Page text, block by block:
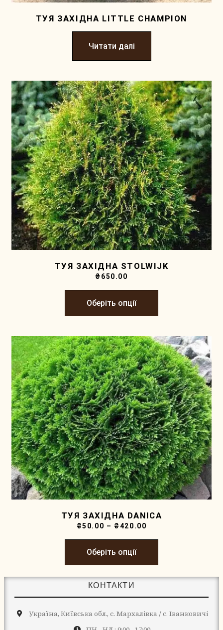
ТУЯ ЗАХІДНА LITTLE CHAMPION
Читати далі
ТУЯ ЗАХІДНА STOLWIJK
₴ 650.00
Оберіть опції
ТУЯ ЗАХІДНА DANICA
₴50.00 – ₴420.00
Оберіть опції
КОНТАКТИ
Україна, Київська обл., с. Мархалівка / с. Іванковичі